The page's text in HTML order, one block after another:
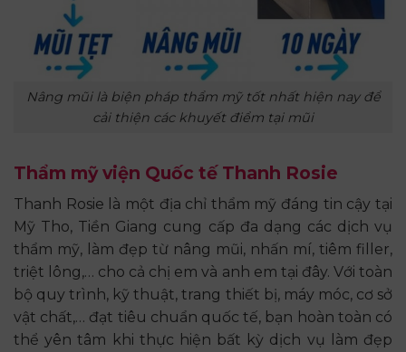
Nâng mũi là biện pháp thẩm mỹ tốt nhất hiện nay để
cải thiện các khuyết điểm tại mũi
Thẩm mỹ viện Quốc tế Thanh Rosie
Thanh Rosie là một địa chỉ thẩm mỹ đáng tin cậy tại
Mỹ Tho, Tiền Giang cung cấp đa dạng các dịch vụ
thẩm mỹ, làm đẹp từ nâng mũi, nhấn mí, tiêm filler,
triệt lông,… cho cả chị em và anh em tại đây. Với toàn
bộ quy trình, kỹ thuật, trang thiết bị, máy móc, cơ sở
vật chất,… đạt tiêu chuẩn quốc tế, bạn hoàn toàn có
thể yên tâm khi thực hiện bất kỳ dịch vụ làm đẹp